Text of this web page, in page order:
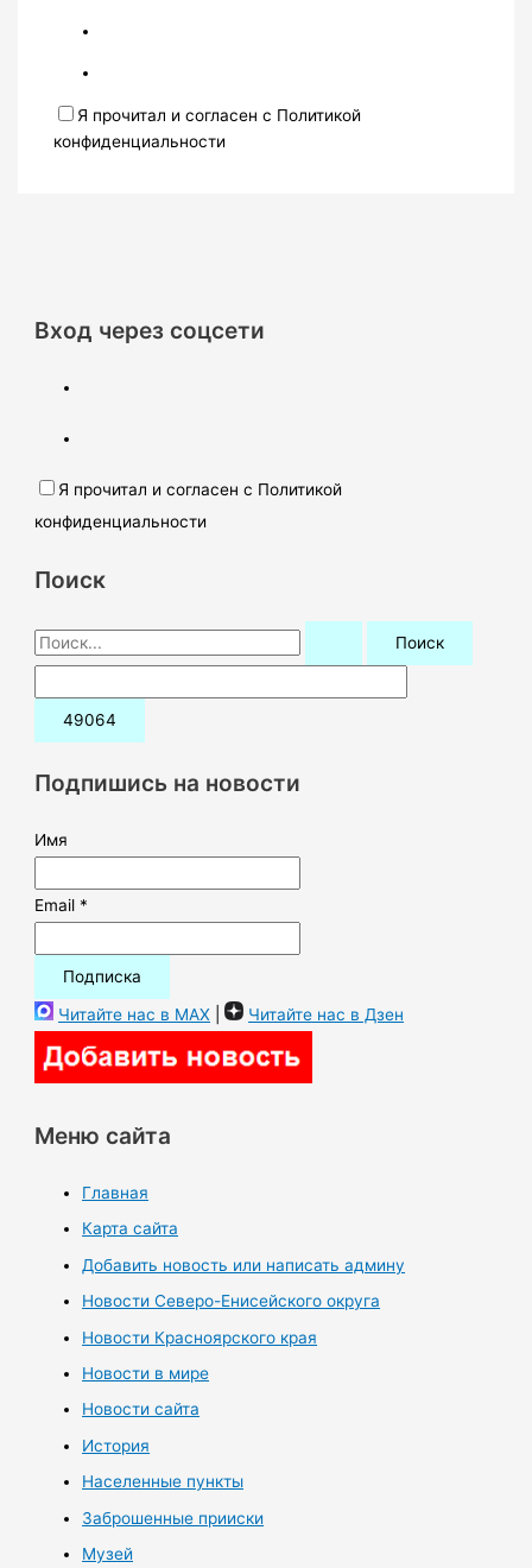
Я прочитал и согласен с Политикой
конфиденциальности
Вход через соцсети
Я прочитал и согласен с Политикой
конфиденциальности
Поиск
П
о
и
:Подпишись на новости
Имя
Email *
Читайте нас в MAX | Читайте нас в Дзен
Меню сайта
Главная
Карта сайта
Добавить новость или написать админу
Новости Северо-Енисейского округа
Новости Красноярского края
Новости в мире
Новости сайта
История
Населенные пункты
Заброшенные прииски
Музей